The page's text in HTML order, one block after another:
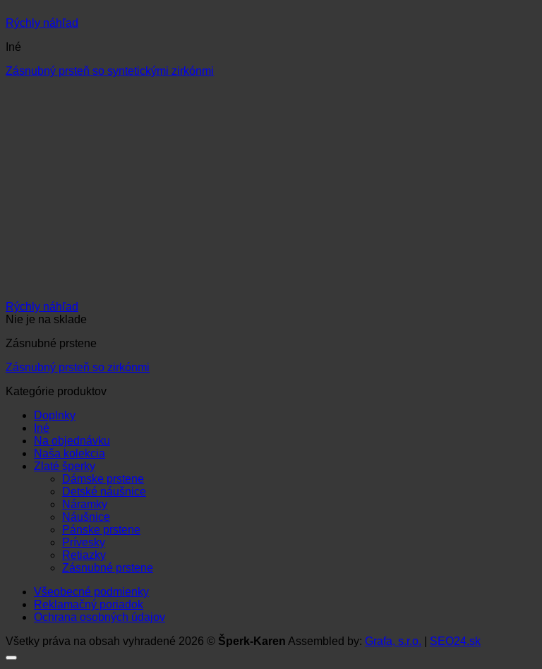
Rýchly náhľad
Iné
Zásnubný prsteň so syntetickými zirkónmi
Rýchly náhľad
Nie je na sklade
Zásnubné prstene
Zásnubný prsteň so zirkónmi
Kategórie produktov
Doplnky
Iné
Na objednávku
Naša kolekcia
Zlaté šperky
Dámske prstene
Detské náušnice
Náramky
Náušnice
Pánske prstene
Prívesky
Retiazky
Zásnubné prstene
Všeobecné podmienky
Reklamačný poriadok
Ochrana osobných údajov
Všetky práva na obsah vyhradené 2026 © Šperk-Karen Assembled by: Grafa, s.r.o. SEO24.sk